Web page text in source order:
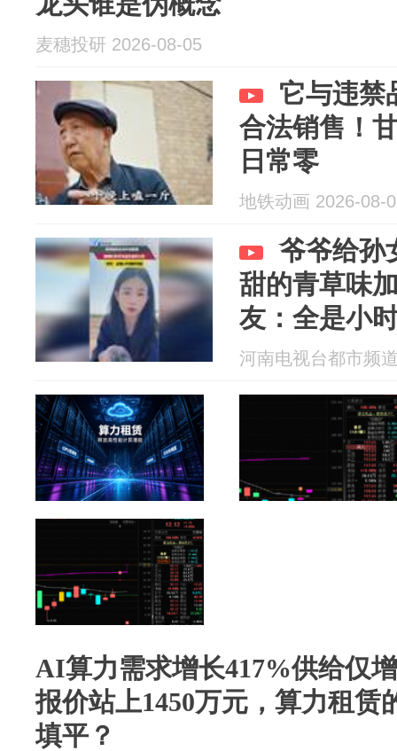
麦穗投研 2026-08-05
它与违禁
合法销售！
日常零
地铁动画 2026-08-
爷爷给孙
甜的青草味
友：全是小
河南电视台都市频
AI算力需求增长417%供给仅
报价站上1450万元，算力租赁
填平？